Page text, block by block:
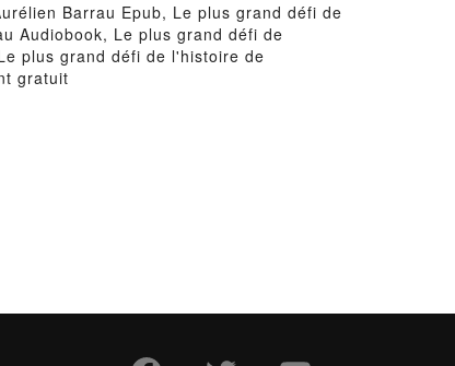
Barrau Epub, Le plus grand défi de
Audiobook, Le plus grand défi de
plus grand défi de l'histoire de
gratuit